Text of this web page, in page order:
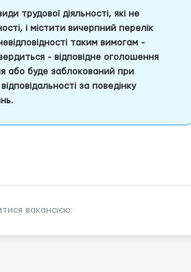
трудової діяльності, які не
і містити вичерпний перелік
таким вимогам -
- відповідне оголошення
або буде заблокований при
за поведінку
вакансією: